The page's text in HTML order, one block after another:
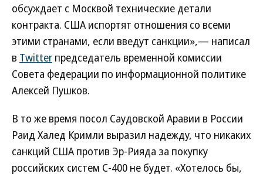
обсуждает с Москвой технические детали
контракта. США испортят отношения со всеми
этими странами, если введут санкции»,— написал
в Twitter председатель временной комиссии
Совета федерации по информационной политике
Алексей Пушков.
В то же время посол Саудовской Аравии в России
Раид Халед Кримли выразил надежду, что никаких
санкций США против Эр-Рияда за покупку
российских систем С-400 не будет. «Хотелось бы,